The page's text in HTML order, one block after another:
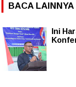
BACA LAINNYA
Ini